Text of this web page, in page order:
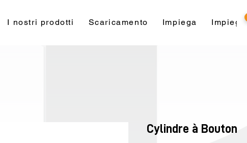
I nostri prodotti Scaricamento Impiega Impiega
Cylindre à Bouton